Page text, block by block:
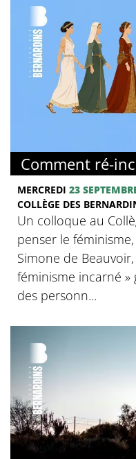
Comment ré-
MERCREDI 23
COLLÈGE DES
Un colloque au
penser le
Simone de
féminisme incarné
des personn...